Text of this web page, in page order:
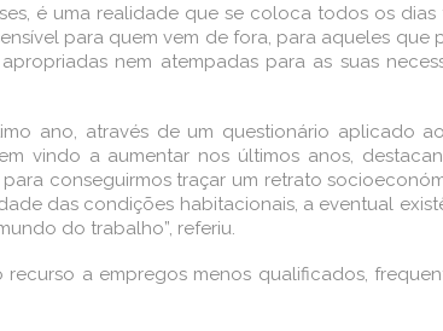
é uma realidade que se coloca todos os dias
para quem vem de fora, para aqueles que
nem atempadas para as suas
ano, através de um questionário aplicado
vindo a aumentar nos últimos anos,
conseguirmos traçar um retrato
das condições habitacionais, a eventual
do trabalho”, referiu.
a empregos menos qualificados,